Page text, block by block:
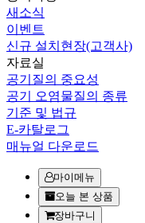
새소식
이벤트
신규 설치현장(고객사)
자료실
공기질의 중요성
공기 오염물질의 종류
기준 및 법규
E-카탈로그
매뉴얼 다운로드
마이메뉴
오늘 본 상품
장바구니